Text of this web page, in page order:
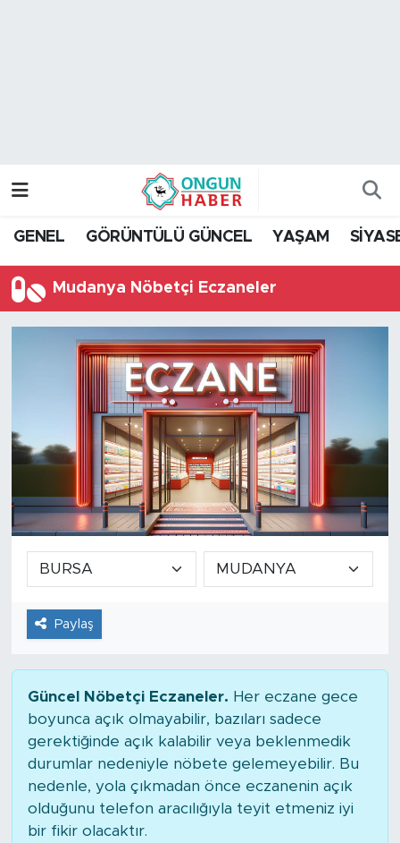
GENEL GÖRÜNTÜLÜ GÜNCEL YAŞAM
Mudanya Nöbetçi Eczaneler
Paylaş
Güncel Nöbetçi Eczaneler. Her eczane gece
boyunca açık olmayabilir, bazıları sadece
gerektiğinde açık kalabilir veya beklenmedik
durumlar nedeniyle nöbete gelemeyebilir. Bu
nedenle, yola çıkmadan önce eczanenin açık
olduğunu telefon aracılığıyla teyit etmeniz iyi
bir fikir olacaktır.
Trafik Durumu
Tüm Manşetler
Son Dakika Haberleri
Haber Arşivi